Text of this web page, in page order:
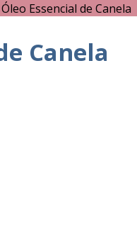
Óleo Essencial de Canela
Canela